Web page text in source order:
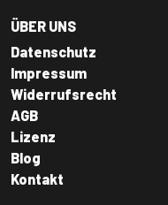
ÜBER UNS
Datenschutz
Impressum
Widerrufsrecht
AGB
Lizenz
Blog
Kontakt